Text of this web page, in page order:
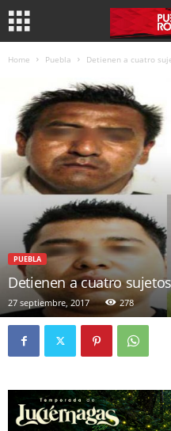
Home Puebla Detienen a cuatro
PUEBLA
Detienen a cuatro
27 septiembre, 2017 278